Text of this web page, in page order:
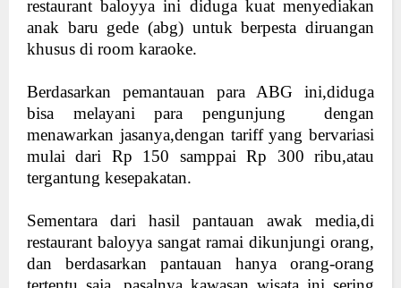
restaurant baloyya ini diduga kuat menyediakan
anak baru gede (abg) untuk berpesta diruangan
khusus di room karaoke.
Berdasarkan pemantauan para ABG ini,diduga
bisa melayani para pengunjung
dengan
menawarkan jasanya,dengan tariff yang bervariasi
mulai dari Rp 150 samppai Rp 300 ribu,atau
tergantung kesepakatan.
Sementara dari hasil pantauan awak media,di
restaurant baloyya sangat ramai dikunjungi orang,
dan berdasarkan pantauan hanya orang-orang